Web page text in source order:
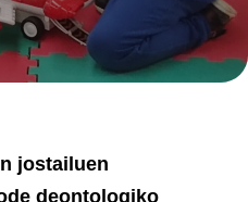
jostailuen
deontologiko